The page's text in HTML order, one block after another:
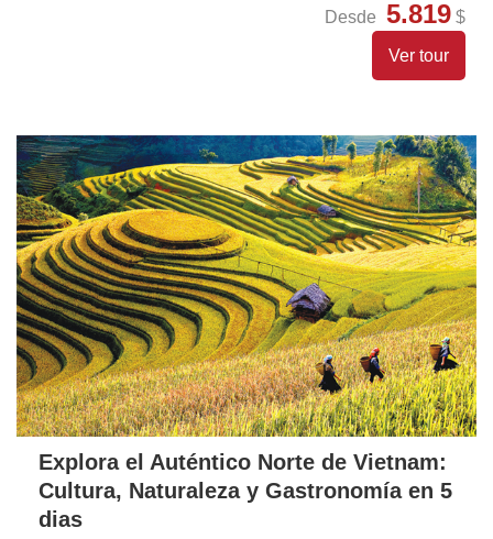
Desde 5.819 $
Ver tour
Explora el Auténtico Norte de Vietnam:
Cultura, Naturaleza y Gastronomía en 5
dias